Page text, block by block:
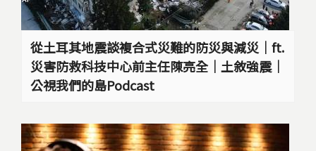
從土耳其地震談複合式災難的防災與減災｜ft.
災害防救科技中心前主任陳亮全｜土敘強震｜
公視我們的島Podcast